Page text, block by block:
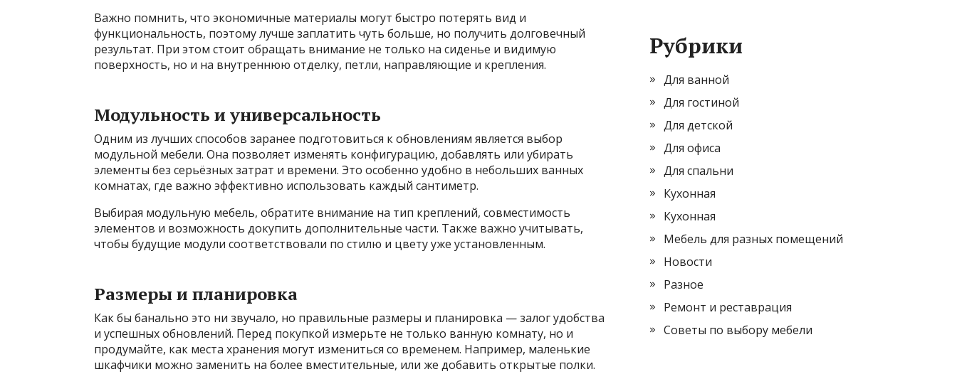
Важно помнить, что экономичные материалы могут быстро потерять вид и
функциональность, поэтому лучше заплатить чуть больше, но получить долговечный
результат. При этом стоит обращать внимание не только на сиденье и видимую
поверхность, но и на внутреннюю отделку, петли, направляющие и крепления.
Модульность и универсальность
Одним из лучших способов заранее подготовиться к обновлениям является выбор
модульной мебели. Она позволяет изменять конфигурацию, добавлять или убирать
элементы без серьёзных затрат и времени. Это особенно удобно в небольших ванных
комнатах, где важно эффективно использовать каждый сантиметр.
Выбирая модульную мебель, обратите внимание на тип креплений, совместимость
элементов и возможность докупить дополнительные части. Также важно учитывать,
чтобы будущие модули соответствовали по стилю и цвету уже установленным.
Размеры и планировка
Как бы банально это ни звучало, но правильные размеры и планировка — залог удобства
и успешных обновлений. Перед покупкой измерьте не только ванную комнату, но и
продумайте, как места хранения могут измениться со временем. Например, маленькие
шкафчики можно заменить на более вместительные, или же добавить открытые полки.
Рубрики
Для ванной
Для гостиной
Для детской
Для офиса
Для спальни
Кухонная
Кухонная
Мебель для разных помещений
Новости
Разное
Ремонт и реставрация
Советы по выбору мебели